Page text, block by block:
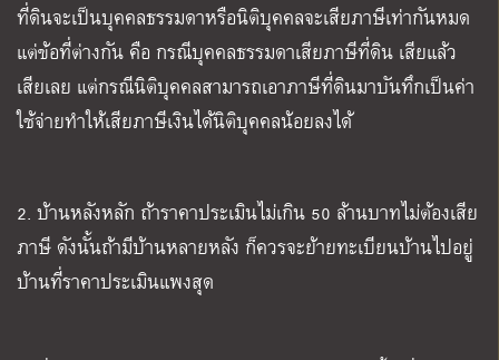
ที่ดินจะเป็นบุคคลธรรมดาหรือนิติบุคคลจะเสียภาษีเท่ากันหมด
แต่ข้อที่ต่างกัน คือ กรณีบุคคลธรรมดาเสียภาษีที่ดิน เสียแล้ว
เสียเลย แต่กรณีนิติบุคคลสามารถเอาภาษีที่ดินมาบันทึกเป็นค่า
ใช้จ่ายทำให้เสียภาษีเงินได้นิติบุคคลน้อยลงได้
2. บ้านหลังหลัก ถ้าราคาประเมินไม่เกิน 50 ล้านบาทไม่ต้องเสีย
ภาษี ดังนั้นถ้ามีบ้านหลายหลัง ก็ควรจะย้ายทะเบียนบ้านไปอยู่
บ้านที่ราคาประเมินแพงสุด